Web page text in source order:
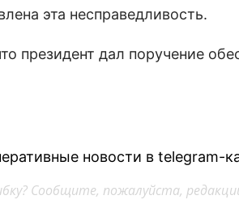
эта несправедливость.
президент дал поручение
новости в telegram-
Сообщите, пожалуйста,